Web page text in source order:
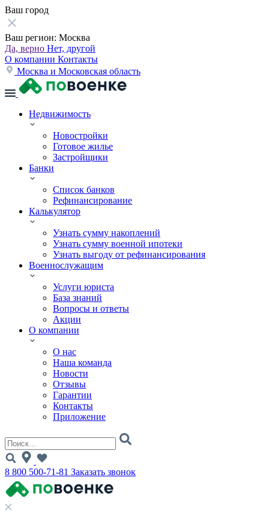
Ваш город
Ваш регион: Москва
Да, верно Нет, другой
О компании Контакты
Москва и Московская область
Недвижимость
Новостройки
Готовое жилье
Застройщики
Банки
Список банков
Рефинансирование
Калькулятор
Узнать сумму накоплений
Узнать сумму военной ипотеки
Узнать выгоду от рефинансирования
Военнослужащим
Услуги юриста
База знаний
Вопросы и ответы
Акции
О компании
О нас
Наша команда
Новости
Отзывы
Гарантии
Контакты
Приложение
8 800 500-71-81 Заказать звонок